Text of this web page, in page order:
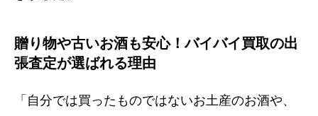
贈り物や古いお酒も安心！バイバイ買取の出
張査定が選ばれる理由
「自分では買ったものではないお土産のお酒や、